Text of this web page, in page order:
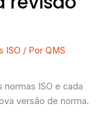
ISO / PorQMS
normas ISO e cada
versão de norma.